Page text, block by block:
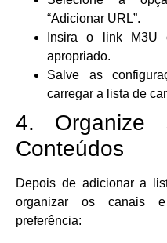
“Adicionar URL”.
Insira o link M3U
apropriado.
Salve as
carregar a lista de
4. Organize
Conteúdos
Depois de adicionar a
organizar os canais
preferência: